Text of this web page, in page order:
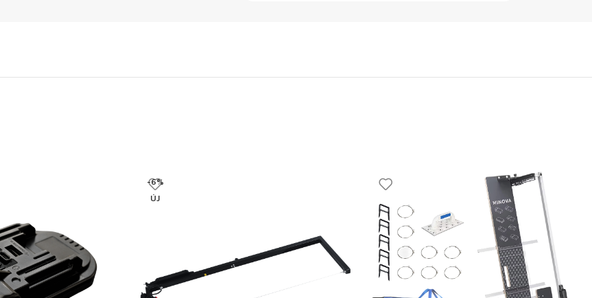
-6%
ÚJ